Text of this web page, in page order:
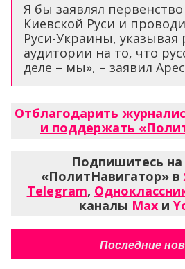
Я бы заявлял
Киевской Руси и
Руси-Украины, указывая
аудитории на то, что
деле – мы», – заявил
Отблагодарить
и поддержать
Подпишитесь на
«ПолитНавигатор» в
Telegram,
каналы Max и
Последние